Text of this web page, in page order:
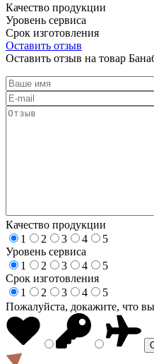
Качество продукции
Уровень сервиса
Срок изготовления
Оставить отзыв
Оставить отзыв на товар
Качество продукции
1
2 3 4
5
Уровень сервиса
1
2 3 4
5
Срок изготовления
1
2 3 4
5
Пожалуйста, докажите, что